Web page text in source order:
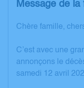
Message de la
Chère famille,
C’est avec une
annonçons le
samedi 12 avril